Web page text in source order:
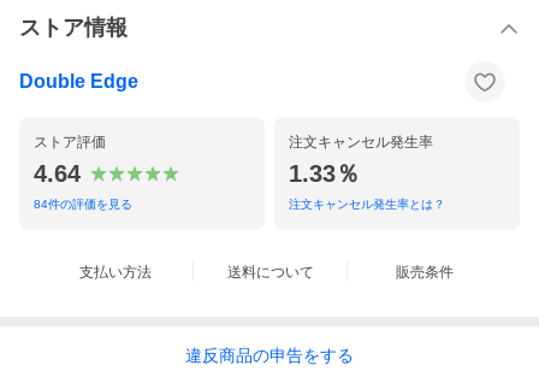
イギリスで170年以上の歴史を持つ老舗タンナーのブライドル
浮き出たブルーム。蝋引きを施すことで生まれるブルームは
ブライドルの証でもあり、耐久性と頑丈さを持たせ、キメの
細かい美しさを引き出します。使い込むとツヤが生まれま
むのも乙です。
ストア情報
Double Edge
ストア評価
4.64
84件の評価を見る
注文キャンセル発生率
1.33％
注文キャンセル発生率とは？
支払い方法 送料について 販売条件
違反商品の申告をする